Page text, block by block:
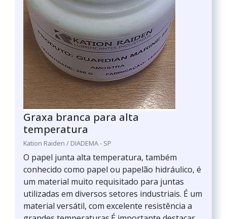
Graxa branca para alta
temperatura
Kation Raiden / DIADEMA - SP
O papel junta alta temperatura, também
conhecido como papel ou papelão hidráulico, é
um material muito requisitado para juntas
utilizadas em diversos setores industriais. É um
material versátil, com excelente resistência a